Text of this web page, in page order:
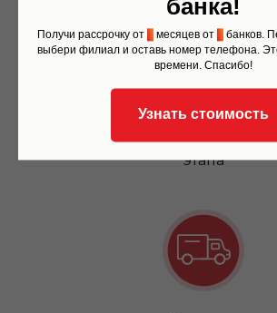
Беспроцентная
Вы можете оплатить
этапа
Квадроцикл/снегоход
банка!
Получи рассрочку от месяцев от
банков.
выбери филиал и оставь номер телефона.
времени. Спасибо!
Узнать стоимость